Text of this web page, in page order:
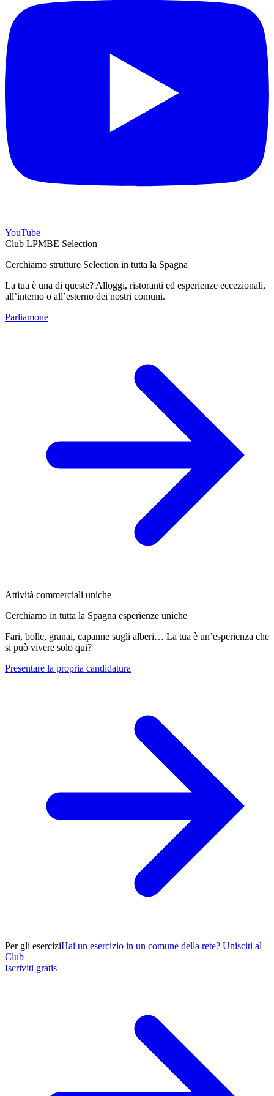
YouTube
Club LPMBE Selection
Cerchiamo strutture Selection in tutta la Spagna
La tua è una di queste? Alloggi, ristoranti ed esperienze eccezionali,
all’interno o all’esterno dei nostri comuni.
Parliamone
Attività commerciali uniche
Cerchiamo in tutta la Spagna esperienze uniche
Fari, bolle, granai, capanne sugli alberi… La tua è un’esperienza che
si può vivere solo qui?
Presentare la propria candidatura
Per gli eserciziHai un esercizio in un comune della rete? Unisciti al
Club
Iscriviti gratis